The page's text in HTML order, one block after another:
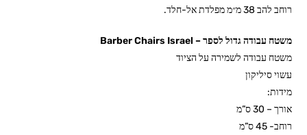
רוחב להב 38 מ״מ מפלדת אל-חלד.
משטח עבודה גדול לספר – Barber Chairs Israel
משטח עבודה לשמירה על הציוד
עשוי סיליקון
מידות:
אורך – 30 ס”מ
רוחב- 45 ס”מ